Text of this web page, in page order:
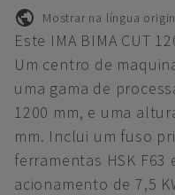
Mostrar na língua
Este IMA BIMA CUT
Um centro de
uma gama de
1200 mm, e uma
mm. Inclui um fuso
ferramentas HSK F63
acionamento de 7,5